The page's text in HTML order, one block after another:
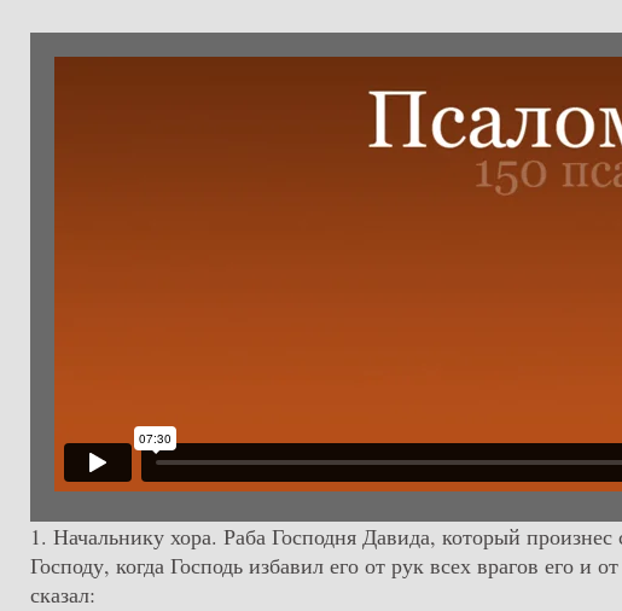
1. Начальнику хора. Раба Господня Давида, который произнес
Господу, когда Господь избавил его от рук всех врагов его и
сказал: